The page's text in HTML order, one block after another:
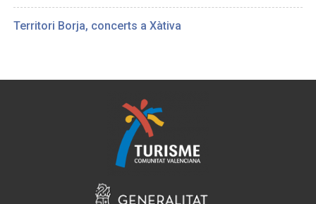
Territori Borja, concerts a Xàtiva